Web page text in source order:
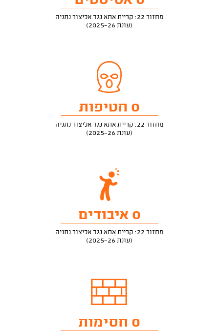
מחזור 22: קריית אתא נגד אליצור נתניה
(עונת 2025-26)
0 חטיפות
מחזור 22: קריית אתא נגד אליצור נתניה
(עונת 2025-26)
0 איבודים
מחזור 22: קריית אתא נגד אליצור נתניה
(עונת 2025-26)
0 חסימות